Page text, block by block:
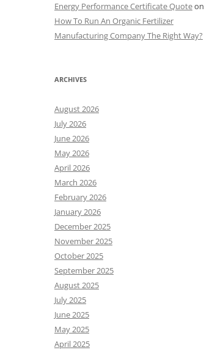
Energy Performance Certificate Quoteon
How To Run An Organic Fertilizer
Manufacturing Company The Right Way?
ARCHIVES
August 2026
July 2026
June 2026
May 2026
April 2026
March 2026
February 2026
January 2026
December 2025
November 2025
October 2025
September 2025
August 2025
July 2025
June 2025
May 2025
April 2025